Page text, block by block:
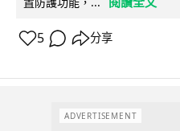
5 分享
ADVERTISEMENT